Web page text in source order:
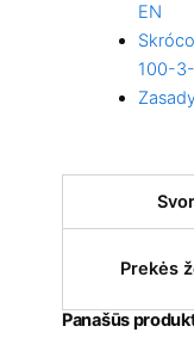
EN
100-
Prekės
Panašūs